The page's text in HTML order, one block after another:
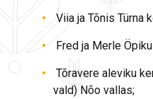
Viia ja Tõnis Türna
Fred ja Merle
Tõravere aleviku
vald) Nõo vallas;